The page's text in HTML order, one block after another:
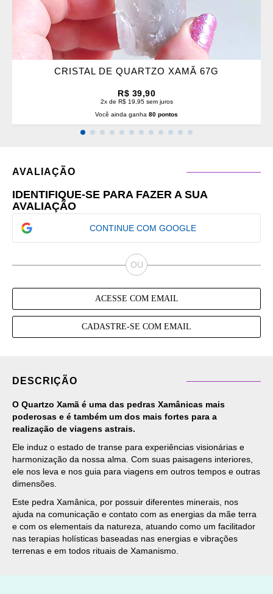
CRISTAL DE QUARTZO XAMÃ 67G
R$ 39,90
2x de R$ 19,95 sem juros
Você ainda ganha 80 pontos
AVALIAÇÃO
IDENTIFIQUE-SE PARA FAZER A SUA
AVALIAÇÃO
CONTINUE COM GOOGLE
ACESSE COM EMAIL
CADASTRE-SE COM EMAIL
DESCRIÇÃO
O Quartzo Xamã é uma das pedras Xamânicas mais
poderosas e é também um dos mais fortes para a
realização de viagens astrais.
Ele induz o estado de transe para experiências visionárias e
harmonização da nossa alma. Com suas paisagens interiores,
ele nos leva e nos guia para viagens em outros tempos e outras
dimensões.
Este pedra Xamânica, por possuir diferentes minerais, nos
ajuda na comunicação e contato com as energias da mãe terra
e com os elementais da natureza, atuando como um facilitador
nas terapias holísticas baseadas nas energias e vibrações
terrenas e em todos rituais de Xamanismo.